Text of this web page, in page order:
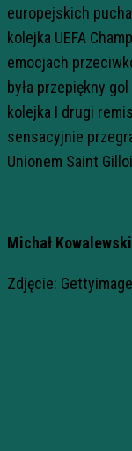
europejskich
kolejka UEFA
emocjach
była przepiękny
kolejka I drugi
sensacyjnie
Unionem Saint
Michał Kowalewski
Zdjęcie: